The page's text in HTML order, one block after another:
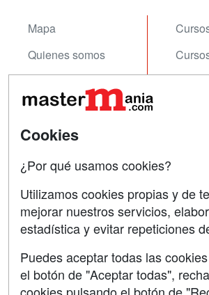
Mapa
Quienes somos
Acceso Usuarios
Acceso Centros
Contactar
Confidencialidad
Copyleft
Cookies
¿Por qué usamos cookies?
Utilizamos cookies propias y de
mejorar nuestros servicios,
estadística y evitar repeticiones
Puedes aceptar todas las
el botón de "Aceptar todas",